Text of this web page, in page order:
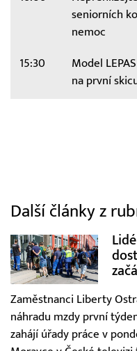
seniorních
nemoc
15:30
Model
na první
Další články z
Zaměstnanci Liberty
náhradu mzdy první
zahájí úřady práce v